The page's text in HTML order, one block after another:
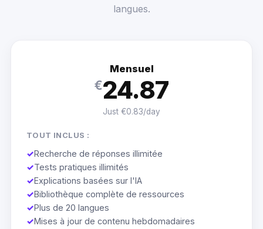
langues.
Mensuel
€24.87
Just €0.83/day
TOUT INCLUS :
✓Recherche de réponses illimitée
✓Tests pratiques illimités
✓Explications basées sur l'IA
✓Bibliothèque complète de ressources
✓Plus de 20 langues
✓Mises à jour de contenu hebdomadaires